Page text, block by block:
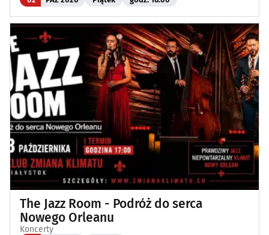
The Jazz Room - Podróż do serca
Nowego Orleanu
Koncerty